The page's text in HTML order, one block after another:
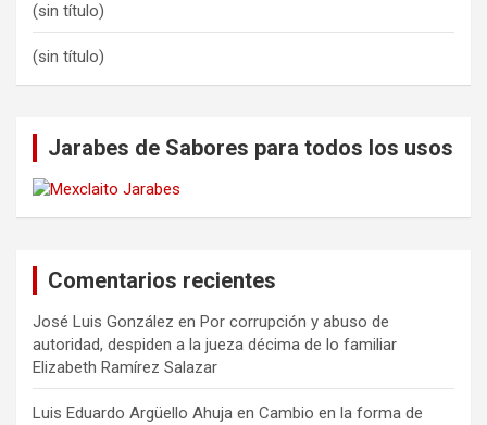
(sin título)
(sin título)
Jarabes de Sabores para todos los usos
Comentarios recientes
José Luis González en Por corrupción y abuso de
autoridad, despiden a la jueza décima de lo familiar
Elizabeth Ramírez Salazar
Luis Eduardo Argüello Ahuja en Cambio en la forma de